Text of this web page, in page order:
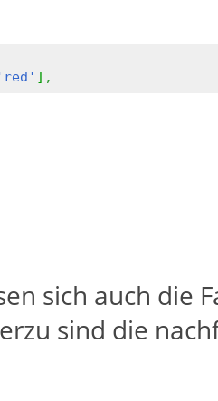
] ,
sich auch die
sind die